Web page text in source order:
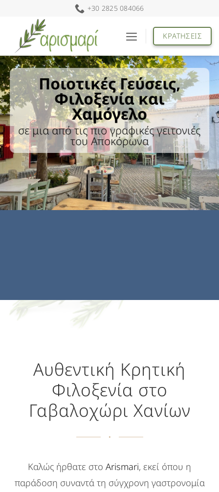
περιεχόμενο
+30 2825 084066
ΚΡΑΤΗΣΕΙΣ
Ποιοτικές Γεύσεις,
Φιλοξενία και
Χαμόγελο
σε μια από τις πιο γραφικές γειτονιές
του Αποκόρωνα
Αυθεντική Κρητική
Φιλοξενία στο
Γαβαλοχώρι Χανίων
•
Καλώς ήρθατε στο Arismari, εκεί όπου η
παράδοση συναντά τη σύγχρονη γαστρονομία